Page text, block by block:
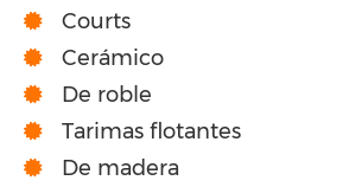
Courts
Cerámico
De roble
Tarimas flotantes
De madera